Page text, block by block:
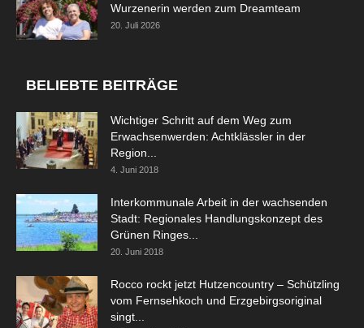
Wurzenerin werden zum Dreamteam
20. Juli 2026
BELIEBTE BEITRÄGE
Wichtiger Schritt auf dem Weg zum
Erwachsenwerden: Achtklässler in der
Region...
4. Juni 2018
Interkommunale Arbeit in der wachsenden
Stadt: Regionales Handlungskonzept des
Grünen Ringes...
20. Juni 2018
Rocco rockt jetzt Hutzencountry – Schützling
vom Fernsehkoch und Erzgebirgsoriginal
singt...